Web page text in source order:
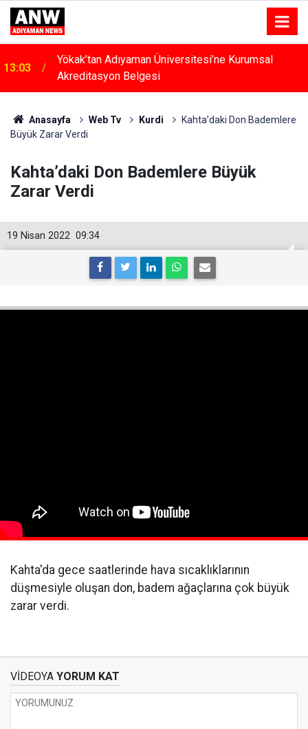
13:03
Yökak’tan Adıyaman Üniversitesi’ne Kurumsal
Akreditasyon Belgesi
Anasayfa Web Tv Kurdi
Kahta’daki Don Bademlere
Büyük Zarar Verdi
Kahta’daki Don Bademlere Büyük
Zarar Verdi
09:34
19 Nisan 2022
Kahta'da gece saatlerinde hava sıcaklıklarının
düşmesiyle oluşan don, badem ağaçlarına çok büyük
zarar verdi.
VİDEOYA YORUM KAT